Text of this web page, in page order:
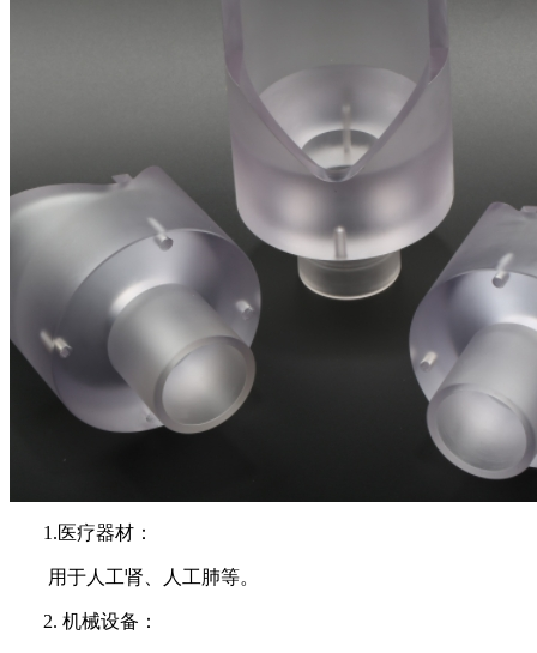
1.医疗器材：
用于人工肾、人工肺等。
2. 机械设备：